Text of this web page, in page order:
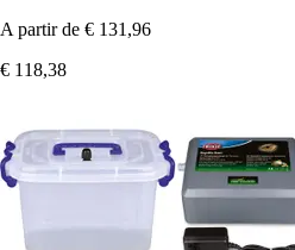
A partir de € 131,96
€ 118,38